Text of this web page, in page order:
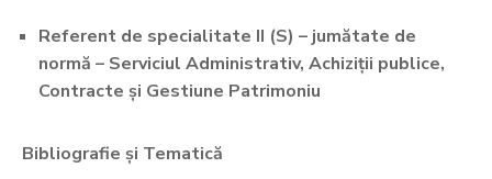
Referent de specialitate II (S) – jumătate de
normă – Serviciul Administrativ, Achiziții publice,
Contracte și Gestiune Patrimoniu
Bibliografie și Tematică